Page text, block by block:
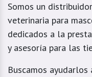
Somos un
veterinaria para
dedicados a la
y asesoría para las
Buscamos